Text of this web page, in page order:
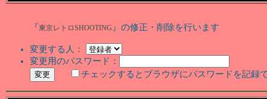
『東京レトロSHOOTING 』の修正・削除を行います
変更する人：
変更用のパスワード：
チェックするとブラウザにパスワードを記録